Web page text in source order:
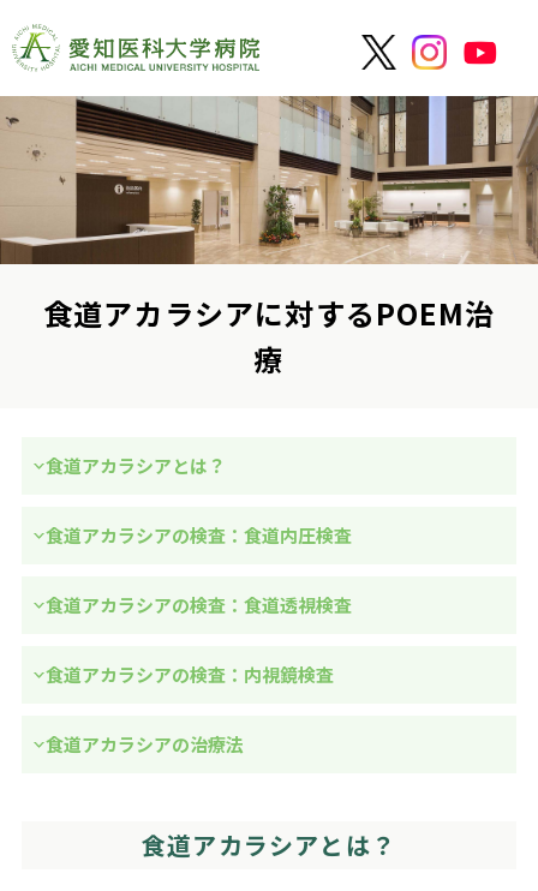
食道アカラシアに対するPOEM治
療
食道アカラシアとは？
食道アカラシアの検査：食道内圧検査
食道アカラシアの検査：食道透視検査
食道アカラシアの検査：内視鏡検査
食道アカラシアの治療法
食道アカラシアとは？